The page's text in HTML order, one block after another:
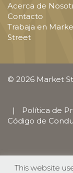
Acerca de
Contacto
Trabaja en
Street
© 2026 Market
| Política de
Código de
This website